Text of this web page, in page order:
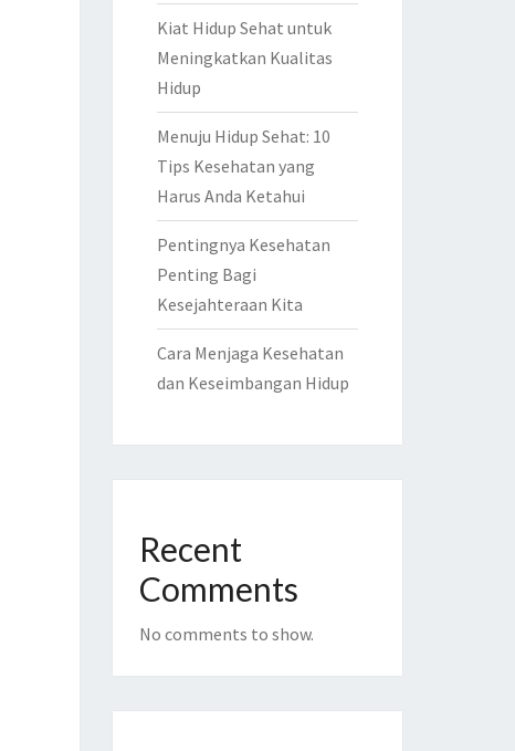
Kiat Hidup Sehat untuk
Meningkatkan Kualitas
Hidup
Menuju Hidup Sehat: 10
Tips Kesehatan yang
Harus Anda Ketahui
Pentingnya Kesehatan
Penting Bagi
Kesejahteraan Kita
Cara Menjaga Kesehatan
dan Keseimbangan Hidup
Recent
Comments
No comments to show.